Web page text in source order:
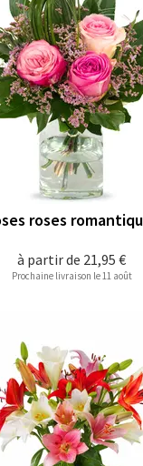
à partir de 21,95 €
roses
Prochaine livraison le 11 août